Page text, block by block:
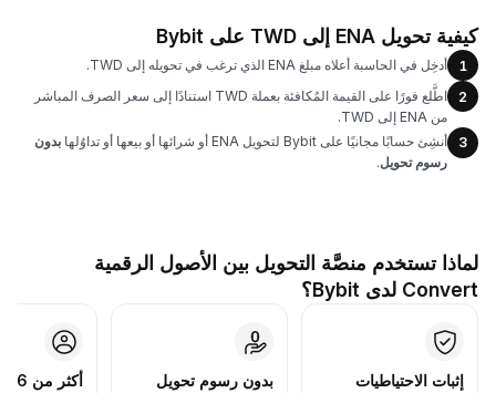
كيفية تحويل ENA إلى TWD على Bybit
1
أدخِل في الحاسبة أعلاه مبلغ ENA الذي ترغب في تحويله إلى TWD.
2
اطَّلع فورًا على القيمة المُكافئة بعملة TWD استنادًا إلى سعر الصرف المباشر
من ENA إلى TWD.
3
أنشِئ حسابًا مجانيًا على Bybit لتحويل ENA أو شرائها أو بيعها أو تداوُلها
بدون
رسوم تحويل.
لماذا تستخدم منصَّة التحويل بين الأصول الرقمية
Convert لدى Bybit؟
إثبات الاحتياطيات
بدون رسوم تحويل